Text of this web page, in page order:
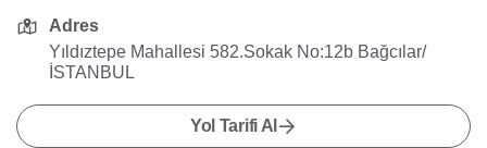
Adres
Yıldıztepe Mahallesi 582.Sokak No:12b Bağcılar/
İSTANBUL
Yol Tarifi Al